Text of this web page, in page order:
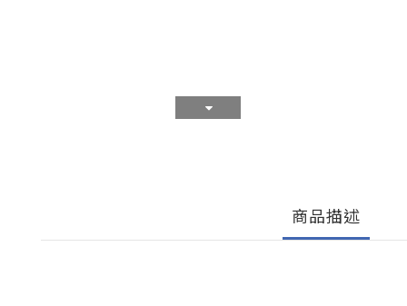
商品描述